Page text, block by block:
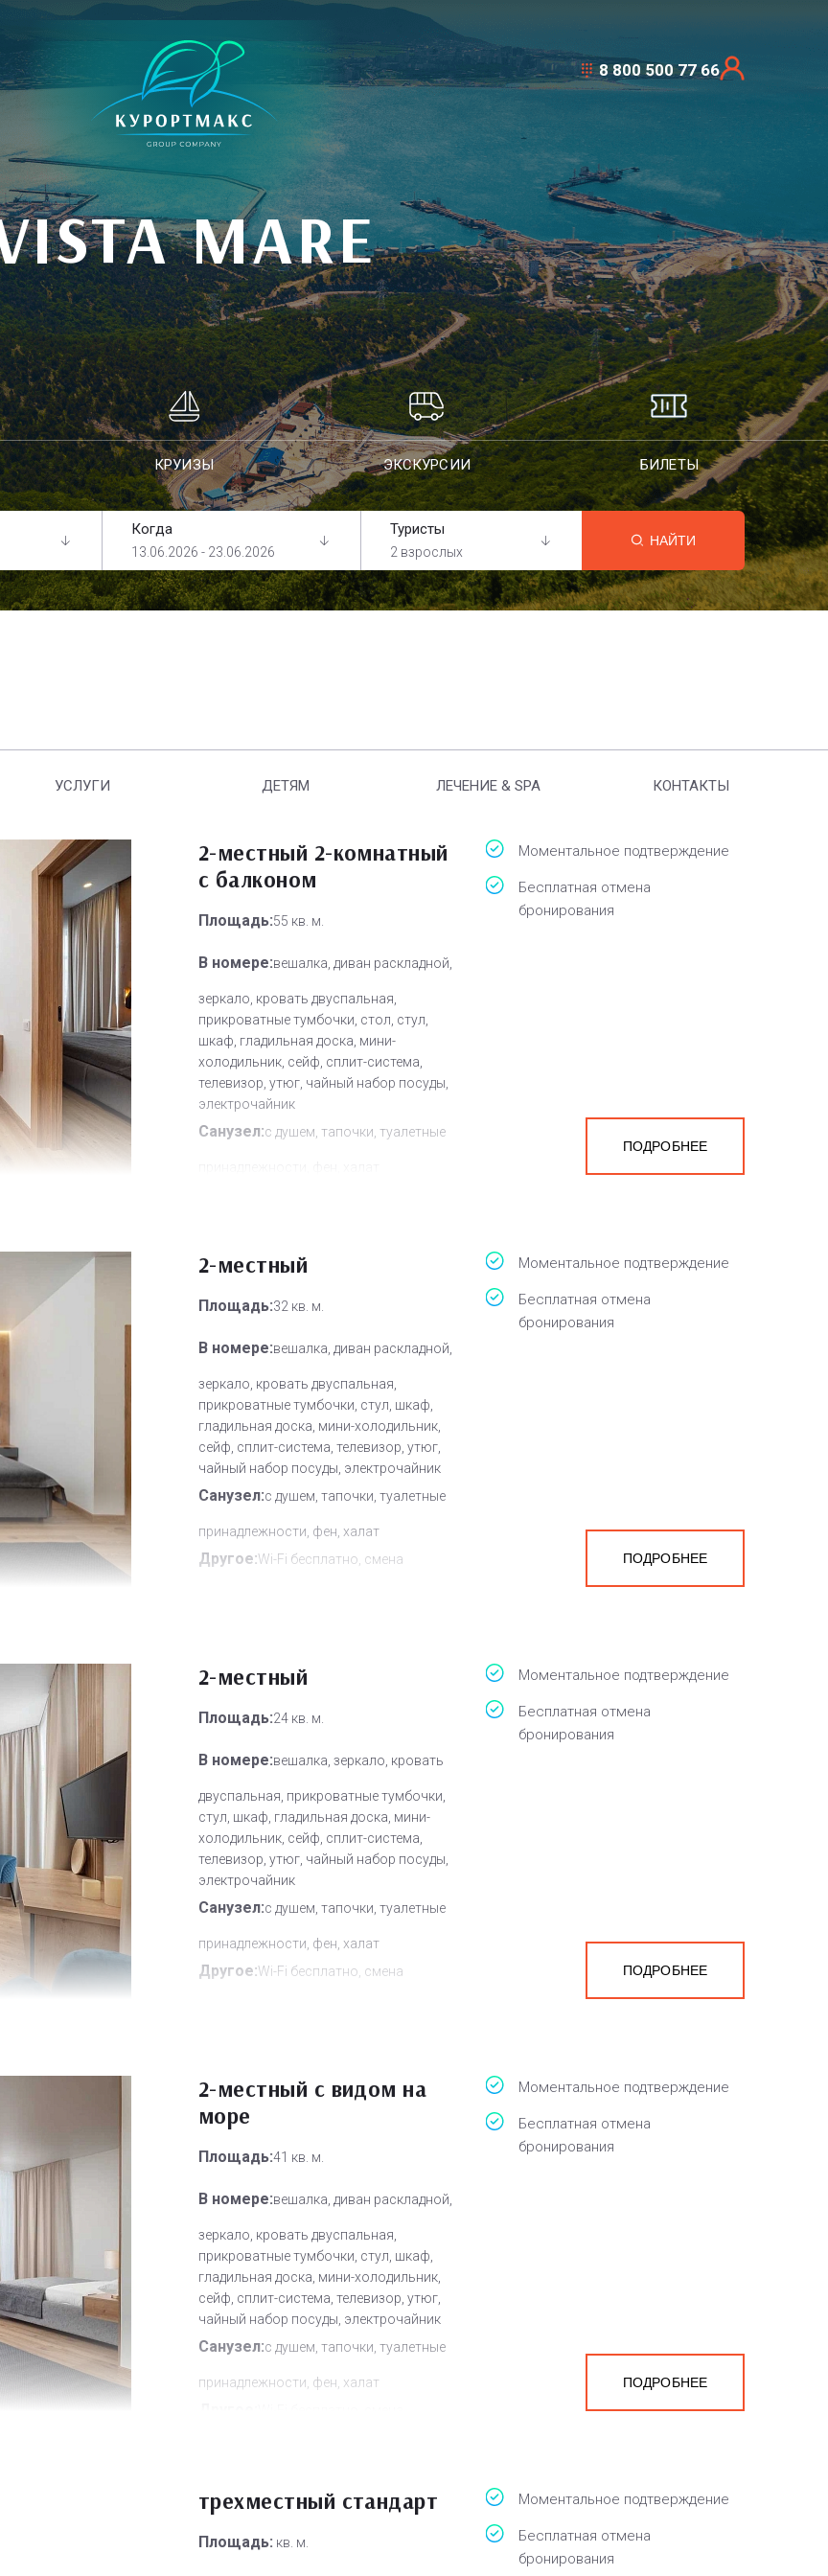
8 800 500 77 66
MARE
КРУИЗЫ ЭКСКУРСИИ БИЛЕТЫ
Когда
13.06.2026 - 23.06.2026
Туристы
2 взрослых
НАЙТИ
УСЛУГИ ДЕТЯМ ЛЕЧЕНИЕ & SPA КОНТАКТЫ
2-местный 2-комнатный
с балконом
Площадь:55 кв. м.
В номере:вешалка, диван раскладной,
зеркало, кровать двуспальная,
прикроватные тумбочки, стол, стул,
шкаф, гладильная доска, мини-
холодильник, сейф, сплит-система,
телевизор, утюг, чайный набор посуды,
электрочайник
Санузел:с душем, тапочки, туалетные
Дополнительное место:
Моментальное подтверждение
Бесплатная отмена
бронирования
ПОДРОБНЕЕ
2-местный
Площадь:32 кв. м.
В номере:вешалка, диван раскладной,
зеркало, кровать двуспальная,
прикроватные тумбочки, стул, шкаф,
гладильная доска, мини-холодильник,
сейф, сплит-система, телевизор, утюг,
чайный набор посуды, электрочайник
Санузел:с душем, тапочки, туалетные
принадлежности, фен, халат
Другое:Wi-Fi бесплатно, смена
Моментальное подтверждение
Бесплатная отмена
бронирования
ПОДРОБНЕЕ
2-местный
Площадь:24 кв. м.
В номере:вешалка, зеркало, кровать
двуспальная, прикроватные тумбочки,
стул, шкаф, гладильная доска, мини-
холодильник, сейф, сплит-система,
телевизор, утюг, чайный набор посуды,
электрочайник
Санузел:с душем, тапочки, туалетные
принадлежности, фен, халат
Другое:Wi-Fi бесплатно, смена
Моментальное подтверждение
Бесплатная отмена
бронирования
ПОДРОБНЕЕ
2-местный с видом на
море
Площадь:41 кв. м.
В номере:вешалка, диван раскладной,
зеркало, кровать двуспальная,
прикроватные тумбочки, стул, шкаф,
гладильная доска, мини-холодильник,
сейф, сплит-система, телевизор, утюг,
чайный набор посуды, электрочайник
Санузел:с душем, тапочки, туалетные
принадлежности, фен, халат
Дополнительное место:2
Моментальное подтверждение
Бесплатная отмена
бронирования
ПОДРОБНЕЕ
трехместный стандарт
Площадь: кв. м.
Моментальное подтверждение
Бесплатная отмена
бронирования